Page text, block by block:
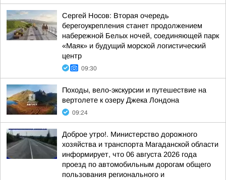
Сергей Носов: Вторая очередь
берегоукрепления станет продолжением
набережной Белых ночей, соединяющей парк
«Маяк» и будущий морской логистический
центр
09:30
Походы, вело-экскурсии и путешествие на
вертолете к озеру Джека Лондона
09:24
Доброе утро!. Министерство дорожного
хозяйства и транспорта Магаданской области
информирует, что 06 августа 2026 года
проезд по автомобильным дорогам общего
пользования регионального и